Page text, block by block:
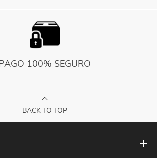
PAGO 100% SEGURO
BACK TO TOP